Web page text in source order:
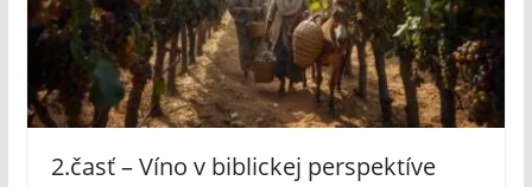
2.časť – Víno v biblickej perspektíve